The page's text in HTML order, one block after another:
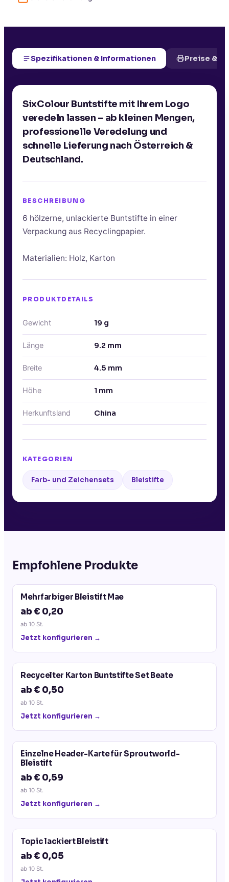
Spezifikationen & Informationen Preise &
SixColour Buntstifte mit Ihrem Logo
veredeln lassen – ab kleinen Mengen,
professionelle Veredelung und
schnelle Lieferung nach Österreich &
Deutschland.
BESCHREIBUNG
6 hölzerne, unlackierte Buntstifte in einer
Verpackung aus Recyclingpapier.
Materialien: Holz, Karton
PRODUKTDETAILS
Gewicht 19 g
Länge 9.2 mm
Breite 4.5 mm
Höhe 1 mm
Herkunftsland China
KATEGORIEN
Farb- und Zeichensets Bleistifte
Empfohlene Produkte
Mehrfarbiger Bleistift Mae
ab € 0,20
ab 10 St.
Jetzt konfigurieren →
Recycelter Karton Buntstifte Set Beate
ab € 0,50
ab 10 St.
Jetzt konfigurieren →
Einzelne Header-Karte für Sproutworld-
Bleistift
ab € 0,59
ab 10 St.
Jetzt konfigurieren →
Topic lackiert Bleistift
ab € 0,05
ab 10 St.